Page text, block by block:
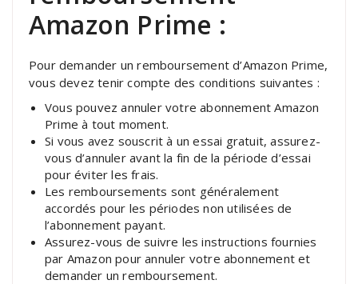
Amazon Prime :
Pour demander un remboursement d’Amazon Prime,
vous devez tenir compte des conditions suivantes :
Vous pouvez annuler votre abonnement Amazon
Prime à tout moment.
Si vous avez souscrit à un essai gratuit, assurez-
vous d’annuler avant la fin de la période d’essai
pour éviter les frais.
Les remboursements sont généralement
accordés pour les périodes non utilisées de
l’abonnement payant.
Assurez-vous de suivre les instructions fournies
par Amazon pour annuler votre abonnement et
demander un remboursement.